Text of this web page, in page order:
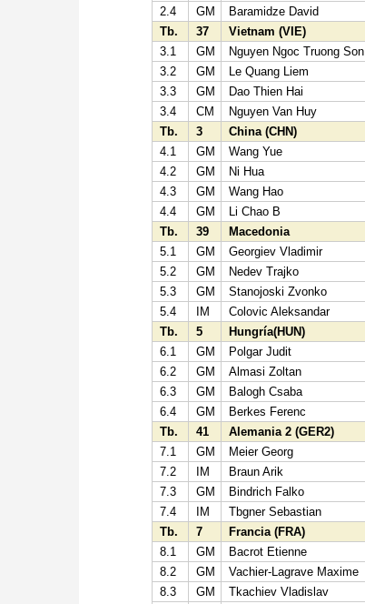
2.4
GM Baramidze David
Tb.
37 Vietnam (VIE)
3.1
GM Nguyen Ngoc Truong Son
3.2
GM Le Quang Liem
3.3
GM Dao Thien Hai
3.4
CM Nguyen Van Huy
Tb.
3 China (CHN)
4.1
GM Wang Yue
4.2
GM Ni Hua
4.3
GM Wang Hao
4.4
GM Li Chao B
Tb.
39 Macedonia
5.1
GM Georgiev Vladimir
5.2
GM Nedev Trajko
5.3
GM Stanojoski Zvonko
5.4
IM Colovic Aleksandar
Tb.
5 Hungría(HUN)
6.1
GM Polgar Judit
6.2
GM Almasi Zoltan
6.3
GM Balogh Csaba
6.4
GM Berkes Ferenc
Tb.
41 Alemania 2 (GER2)
7.1
GM Meier Georg
7.2
IM Braun Arik
7.3
GM Bindrich Falko
7.4
IM Tbgner Sebastian
Tb.
7 Francia (FRA)
8.1
GM Bacrot Etienne
8.2
GM Vachier-Lagrave Maxime
8.3
GM Tkachiev Vladislav